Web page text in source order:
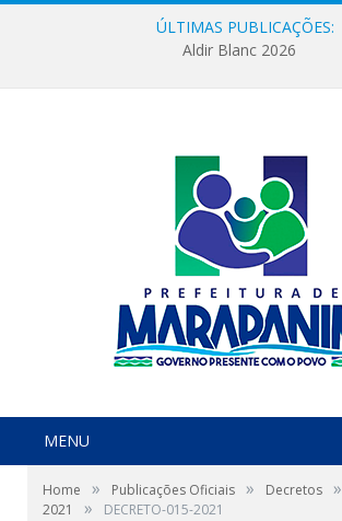
ÚLTIMAS PUBLICAÇÕES:
Aldir Blanc 2026
MENU
Home » Publicações Oficiais » Decretos »
2021
» DECRETO-015-2021